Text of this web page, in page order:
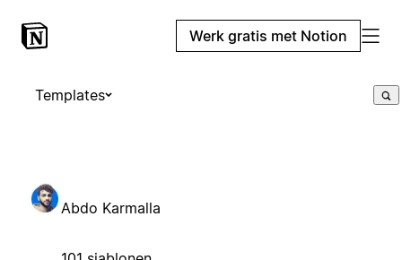
Werk gratis met Notion
Templates
Abdo Karmalla